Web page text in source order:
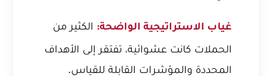
غياب الاستراتيجية الواضحة: الكثير من
الحملات كانت عشوائية، تفتقر إلى الأهداف
المحددة والمؤشرات القابلة للقياس.